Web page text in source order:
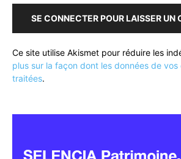
SE CONNECTER POUR LAISSER UN
Ce site utilise Akismet pour réduire les
plus sur la façon dont les données de
traitées.